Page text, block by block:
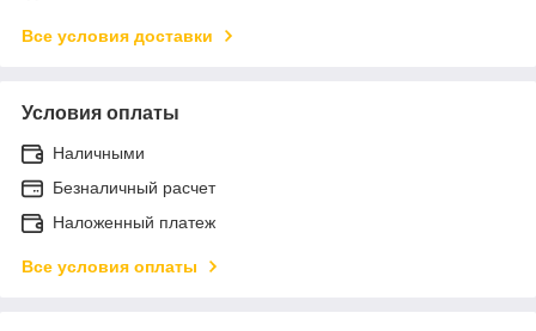
Все условия доставки
Условия оплаты
Наличными
Безналичный расчет
Наложенный платеж
Все условия оплаты